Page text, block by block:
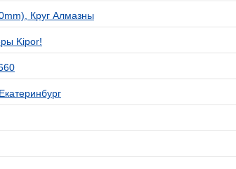
Круг Алмазны
Kipor!